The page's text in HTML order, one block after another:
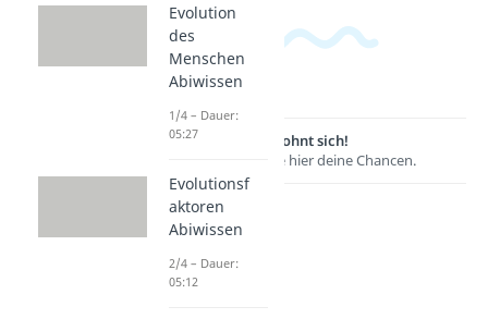
Lernen lohnt sich!
Entdecke hier deine Chancen.
Evolution
des
Menschen
Abiwissen
1/4 – Dauer:
05:27
Evolutionsf
aktoren
Abiwissen
2/4 – Dauer:
05:12